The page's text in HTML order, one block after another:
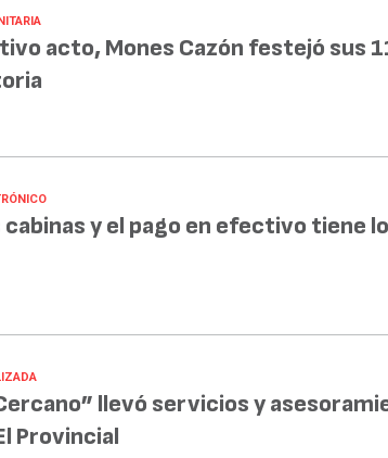
acto, Mones Cazón festejó sus
cabinas y el pago en efectivo tiene
llevó servicios y
Provincial